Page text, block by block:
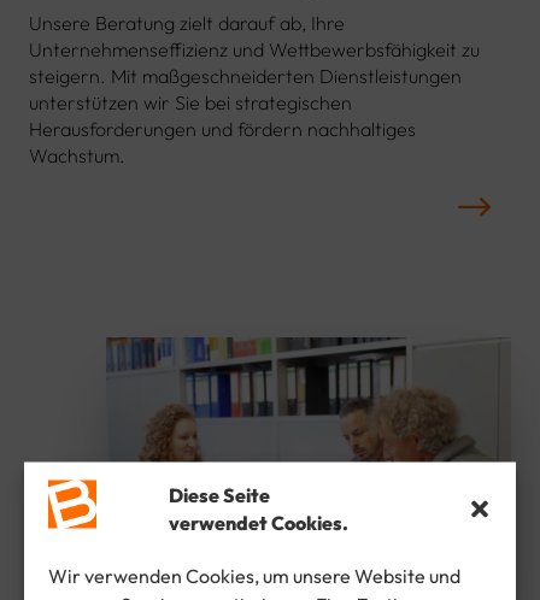
Diese Seite
verwendet Cookies.
Wir verwenden Cookies, um unsere Website und
Unsere Beratung zielt darauf ab, Ihre
Unternehmenseffizienz und Wettbewerbsfähigkeit zu
steigern. Mit maßgeschneiderten Dienstleistungen
unterstützen wir Sie bei strategischen
Herausforderungen und fördern nachhaltiges
Wachstum.